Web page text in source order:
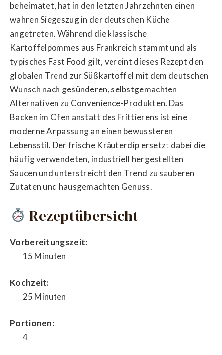
beheimatet, hat in den letzten Jahrzehnten einen
wahren Siegeszug in der deutschen Küche
angetreten. Während die klassische
Kartoffelpommes aus Frankreich stammt und als
typisches Fast Food gilt, vereint dieses Rezept den
globalen Trend zur Süßkartoffel mit dem deutschen
Wunsch nach gesünderen, selbstgemachten
Alternativen zu Convenience-Produkten. Das
Backen im Ofen anstatt des Frittierens ist eine
moderne Anpassung an einen bewussteren
Lebensstil. Der frische Kräuterdip ersetzt dabei die
häufig verwendeten, industriell hergestellten
Saucen und unterstreicht den Trend zu sauberen
Zutaten und hausgemachten Genuss.
Rezeptübersicht
Vorbereitungszeit:
15 Minuten
Kochzeit:
25 Minuten
Portionen:
4